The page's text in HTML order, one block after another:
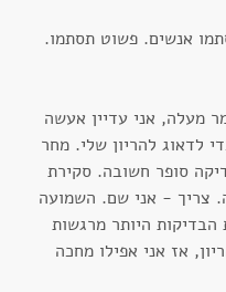
אנשים. פשוט תסתמו.
מעלה, אני עדיין אעשה
לדאוג להריון שלי. מחר
סופר חשובה. סקירת
צריך - אני שם. השמועה
היותר מרגשות
אז אני אפילו מחכה